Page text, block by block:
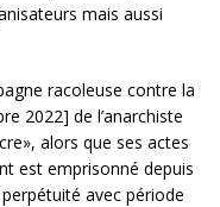
mais aussi
racoleuse contre la
2022] de l’anarchiste
alors que ses actes
est emprisonné depuis
avec période